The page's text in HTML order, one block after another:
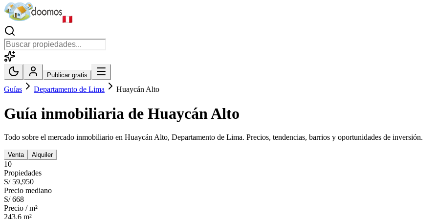
Publicar gratis
Guías Departamento de Lima Huaycán Alto
Guía inmobiliaria de Huaycán Alto
Todo sobre el mercado inmobiliario en Huaycán Alto, Departamento de Lima. Precios, tendencias, barrios y oportunidades de inversión.
Venta Alquiler
10
Propiedades
S/ 59,950
Precio mediano
S/ 668
Precio / m²
243.6 m²